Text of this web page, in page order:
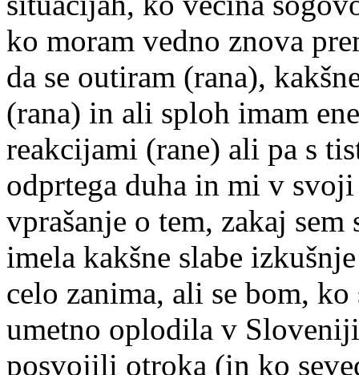
ko moram vedno znova
da se outiram (rana),
(rana) in ali sploh imam
reakcijami (rane) ali pa s
odprtega duha in mi v
vprašanje o tem, zakaj
imela kakšne slabe
celo zanima, ali se bom,
umetno oplodila v
posvojili otroka (in ko